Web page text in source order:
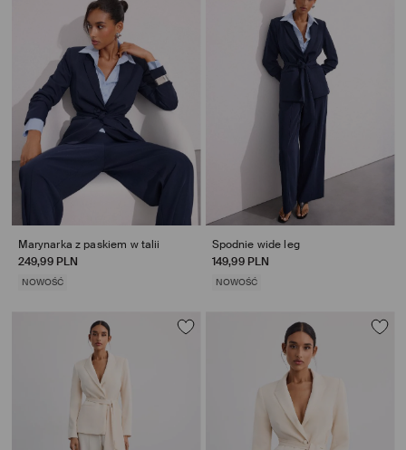
Marynarka z paskiem w talii
249,99 PLN
NOWOŚĆ
Spodnie wide leg
149,99 PLN
NOWOŚĆ